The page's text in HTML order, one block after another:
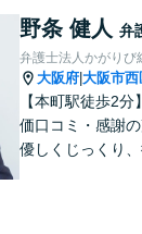
野条 健人 弁
弁護士法人かがりび
大阪府 大阪市西
【本町駅徒歩2
価口コミ・感謝
優しくじっくり、